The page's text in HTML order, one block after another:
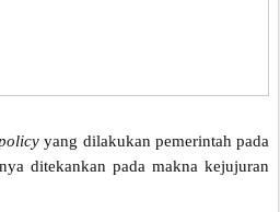
yang dilakukan pemerintah pada
ditekankan pada makna kejujuran